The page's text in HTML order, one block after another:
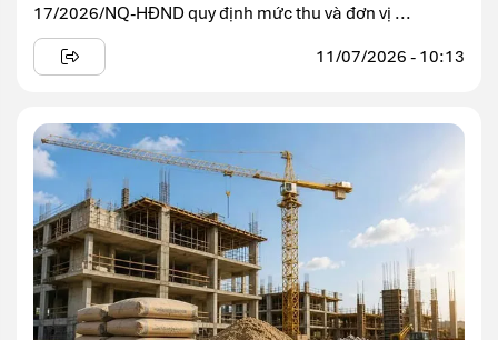
17/2026/NQ-HĐND quy định mức thu và đơn vị ...
11/07/2026 - 10:13